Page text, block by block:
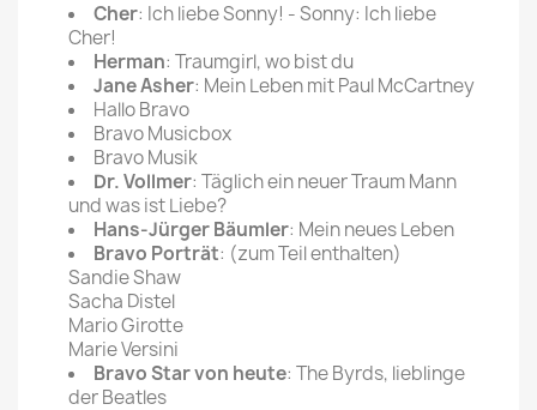
Cher: Ich liebe Sonny! - Sonny: Ich liebe
Cher!
Herman: Traumgirl, wo bist du
Jane Asher: Mein Leben mit Paul McCartney
Hallo Bravo
Bravo Musicbox
Bravo Musik
Dr. Vollmer: Täglich ein neuer Traum Mann
und was ist Liebe?
Hans-Jürger Bäumler: Mein neues Leben
Bravo Porträt: (zum Teil enthalten)
Sandie Shaw
Sacha Distel
Mario Girotte
Marie Versini
Bravo Star von heute: The Byrds, lieblinge
der Beatles